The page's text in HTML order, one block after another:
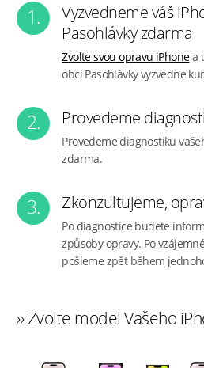
1.
Vyzvedneme váš
Pasohlávky zdarma
Zvolte svou opravu iPhonea
obci Pasohlávky vyzvedne
2. Provedeme
Provedeme diagnostiku
zdarma.
3. Zkonzultujeme,
Po diagnostice budete
způsoby opravy. Po
pošleme zpět během
›› Zvolte model Vašeho